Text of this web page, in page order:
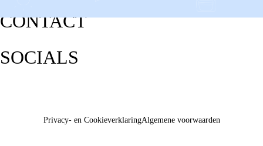
CONTACT
SOCIALS
Privacy- en CookieverklaringAlgemene voorwaarden